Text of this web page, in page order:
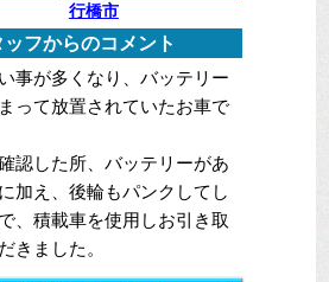
行橋市
フからのコメント
事が多くなり、バッテリー
って放置されていたお車で
認した所、バッテリーがあ
加え、後輪もパンクしてし
、積載車を使用しお引き取
きました。